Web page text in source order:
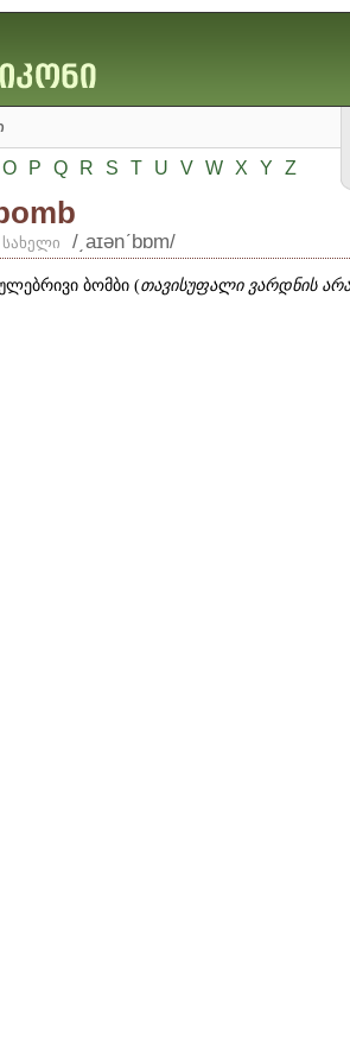
O P Q R S T U V W X Y Z
სახელი /͵aɪənʹbɒm/
ბომბი (თავისუფალი ვარდნის